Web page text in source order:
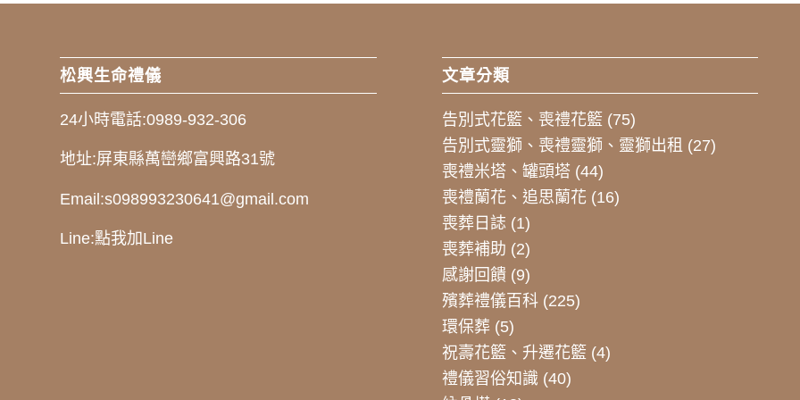
松興生命禮儀
24小時電話:0989-932-306
地址:屏東縣萬巒鄉富興路31號
Email:s098993230641@gmail.com
Line:點我加Line
文章分類
告別式花籃、喪禮花籃 (75)
告別式靈獅、喪禮靈獅、靈獅出租 (27)
喪禮米塔、罐頭塔 (44)
喪禮蘭花、追思蘭花 (16)
喪葬日誌 (1)
喪葬補助 (2)
感謝回饋(9)
殯葬禮儀百科(225)
環保葬(5)
祝壽花籃、升遷花籃 (4)
禮儀習俗知識 (40)